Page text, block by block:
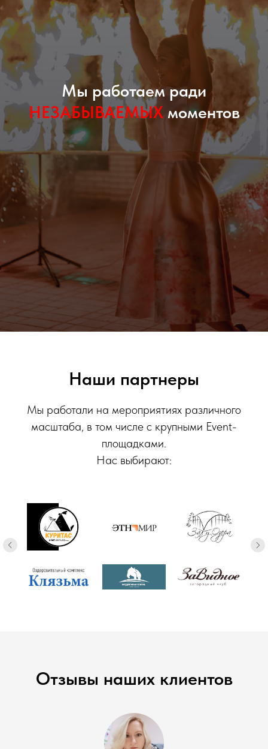
Мы работаем ради
НЕЗАБЫВАЕМЫХ моментов
Наши партнеры
Мы работали на мероприятиях различного
масштаба, в том числе с крупными Event-
площадками.
Нас выбирают:
Отзывы наших клиентов